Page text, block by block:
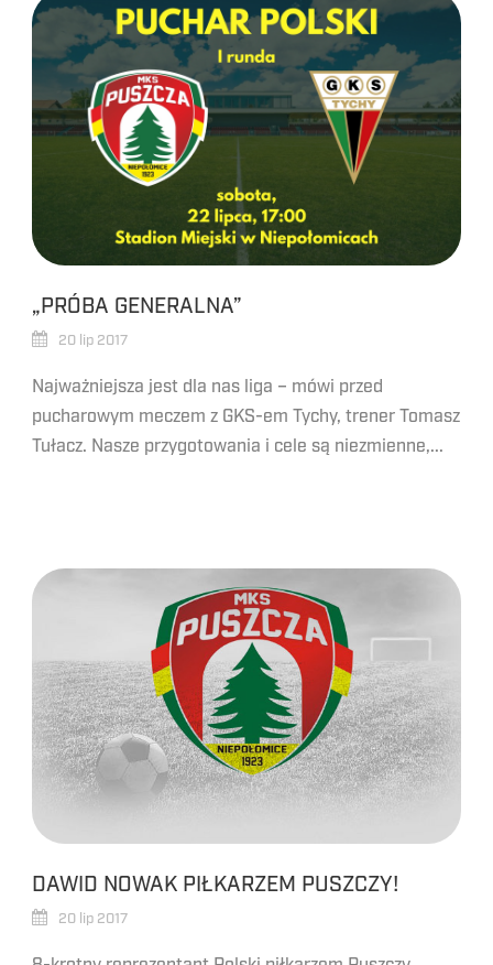
„PRÓBA GENERALNA”
20 lip 2017
Najważniejsza jest dla nas liga – mówi przed
pucharowym meczem z GKS-em Tychy, trener Tomasz
Tułacz. Nasze przygotowania i cele są niezmienne,...
DAWID NOWAK PIŁKARZEM PUSZCZY!
20 lip 2017